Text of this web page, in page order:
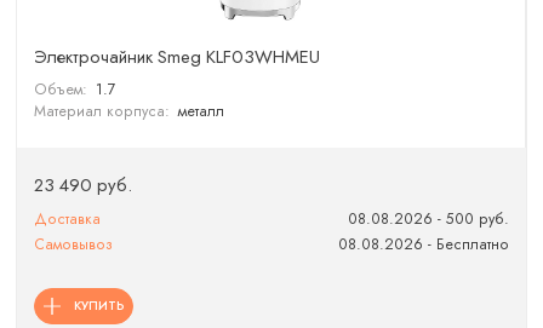
Электрочайник Smeg KLF03WHMEU
Объем: 1.7
Материал корпуса: металл
23 490 руб.
Доставка
08.08.2026 - 500 руб.
Самовывоз
08.08.2026 - Бесплатно
КУПИТЬ